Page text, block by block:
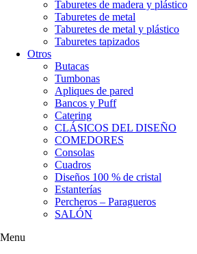
Taburetes de madera y plástico
Taburetes de metal
Taburetes de metal y plástico
Taburetes tapizados
Otros
Butacas
Tumbonas
Apliques de pared
Bancos y Puff
Catering
CLÁSICOS DEL DISEÑO
COMEDORES
Consolas
Cuadros
Diseños 100 % de cristal
Estanterías
Percheros – Paragueros
SALÓN
Menu